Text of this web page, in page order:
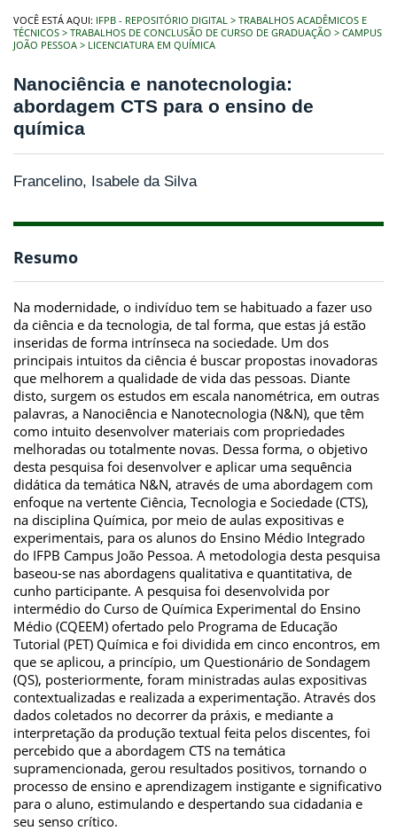
VOCÊ ESTÁ AQUI: IFPB - REPOSITÓRIO DIGITAL
TRABALHOS ACADÊMICOS E
TÉCNICOS
TRABALHOS DE CONCLUSÃO DE CURSO DE GRADUAÇÃO
CAMPUS
JOÃO PESSOA
LICENCIATURA EM QUÍMICA
Nanociência e nanotecnologia:
abordagem CTS para o ensino de
química
Francelino, Isabele da Silva
Resumo
Na modernidade, o indivíduo tem se habituado a fazer uso
da ciência e da tecnologia, de tal forma, que estas já estão
inseridas de forma intrínseca na sociedade. Um dos
principais intuitos da ciência é buscar propostas inovadoras
que melhorem a qualidade de vida das pessoas. Diante
disto, surgem os estudos em escala nanométrica, em outras
palavras, a Nanociência e Nanotecnologia (N&N), que têm
como intuito desenvolver materiais com propriedades
melhoradas ou totalmente novas. Dessa forma, o objetivo
desta pesquisa foi desenvolver e aplicar uma sequência
didática da temática N&N, através de uma abordagem com
enfoque na vertente Ciência, Tecnologia e Sociedade (CTS),
na disciplina Química, por meio de aulas expositivas e
experimentais, para os alunos do Ensino Médio Integrado
do IFPB Campus João Pessoa. A metodologia desta pesquisa
baseou-se nas abordagens qualitativa e quantitativa, de
cunho participante. A pesquisa foi desenvolvida por
intermédio do Curso de Química Experimental do Ensino
Médio (CQEEM) ofertado pelo Programa de Educação
Tutorial (PET) Química e foi dividida em cinco encontros, em
que se aplicou, a princípio, um Questionário de Sondagem
(QS), posteriormente, foram ministradas aulas expositivas
contextualizadas e realizada a experimentação. Através dos
dados coletados no decorrer da práxis, e mediante a
interpretação da produção textual feita pelos discentes, foi
percebido que a abordagem CTS na temática
supramencionada, gerou resultados positivos, tornando o
processo de ensino e aprendizagem instigante e significativo
para o aluno, estimulando e despertando sua cidadania e
seu senso crítico.